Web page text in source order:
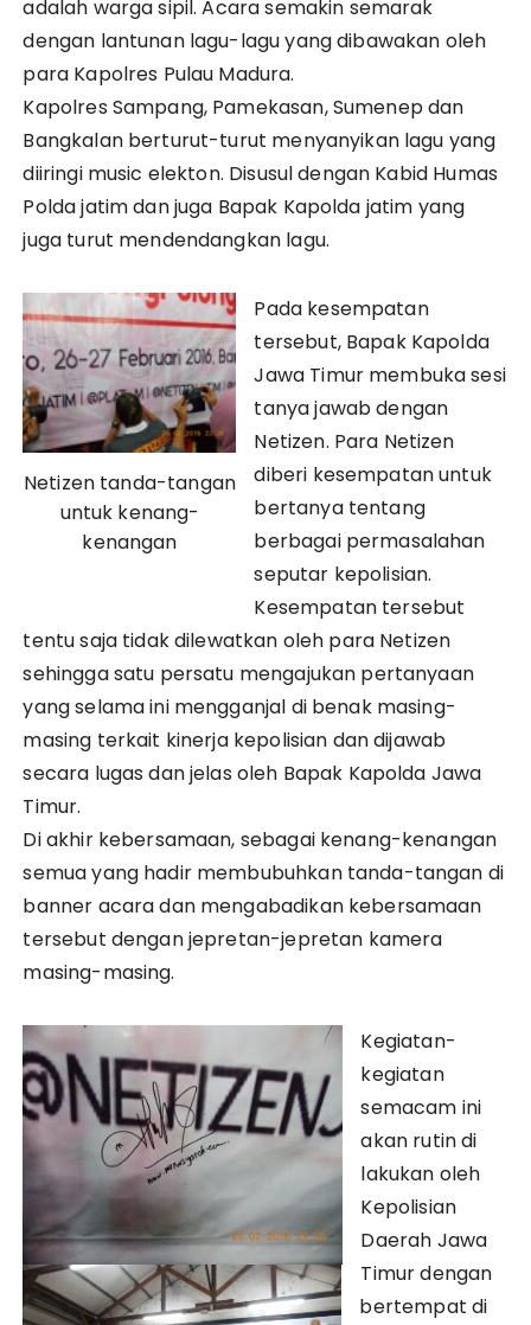
adalah warga sipil. Acara semakin semarak
dengan lantunan lagu-lagu yang dibawakan oleh
para Kapolres Pulau Madura.
Kapolres Sampang, Pamekasan, Sumenep dan
Bangkalan berturut-turut menyanyikan lagu yang
diiringi music elekton. Disusul dengan Kabid Humas
Polda jatim dan juga Bapak Kapolda jatim yang
juga turut mendendangkan lagu.
Netizen tanda-tangan
untuk kenang-
kenangan
Pada kesempatan
tersebut, Bapak Kapolda
Jawa Timur membuka sesi
tanya jawab dengan
Netizen. Para Netizen
diberi kesempatan untuk
bertanya tentang
berbagai permasalahan
seputar kepolisian.
Kesempatan tersebut
tentu saja tidak dilewatkan oleh para Netizen
sehingga satu persatu mengajukan pertanyaan
yang selama ini mengganjal di benak masing-
masing terkait kinerja kepolisian dan dijawab
secara lugas dan jelas oleh Bapak Kapolda Jawa
Timur.
Di akhir kebersamaan, sebagai kenang-kenangan
semua yang hadir membubuhkan tanda-tangan di
banner acara dan mengabadikan kebersamaan
tersebut dengan jepretan-jepretan kamera
masing-masing.
Kegiatan-
kegiatan
semacam ini
akan rutin di
lakukan oleh
Kepolisian
Daerah Jawa
Timur dengan
bertempat di